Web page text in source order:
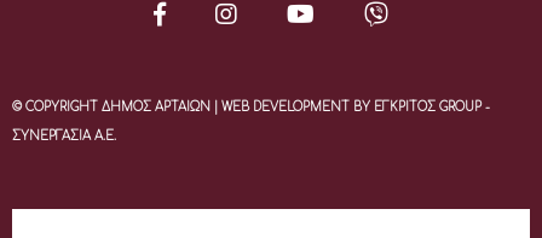
© COPYRIGHT ΔΗΜΟΣ ΑΡΤΑΙΩΝ | WEB DEVELOPMENT BY ΕΓΚΡΙΤΟΣ GROUP -
ΣΥΝΕΡΓΑΣΙΑ Α.Ε.